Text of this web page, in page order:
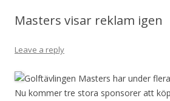
Masters visar reklam igen
Leave a reply
Golftävlingen Masters har under
Nu kommer tre stora sponsorer att